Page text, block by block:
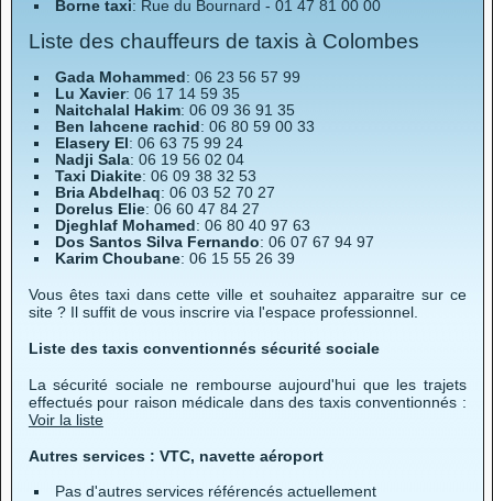
Borne taxi: Rue du Bournard - 01 47 81 00 00
Liste des chauffeurs de taxis à Colombes
Gada Mohammed: 06 23 56 57 99
Lu Xavier: 06 17 14 59 35
Naitchalal Hakim: 06 09 36 91 35
Ben lahcene rachid: 06 80 59 00 33
Elasery El: 06 63 75 99 24
Nadji Sala: 06 19 56 02 04
Taxi Diakite: 06 09 38 32 53
Bria Abdelhaq: 06 03 52 70 27
Dorelus Elie: 06 60 47 84 27
Djeghlaf Mohamed: 06 80 40 97 63
Dos Santos Silva Fernando: 06 07 67 94 97
Karim Choubane: 06 15 55 26 39
Vous êtes taxi dans cette ville et souhaitez apparaitre sur ce
site ? Il suffit de vous inscrire via l'espace professionnel.
Liste des taxis conventionnés sécurité sociale
La sécurité sociale ne rembourse aujourd'hui que les trajets
effectués pour raison médicale dans des taxis conventionnés :
Voir la liste
Autres services : VTC, navette aéroport
Pas d'autres services référencés actuellement